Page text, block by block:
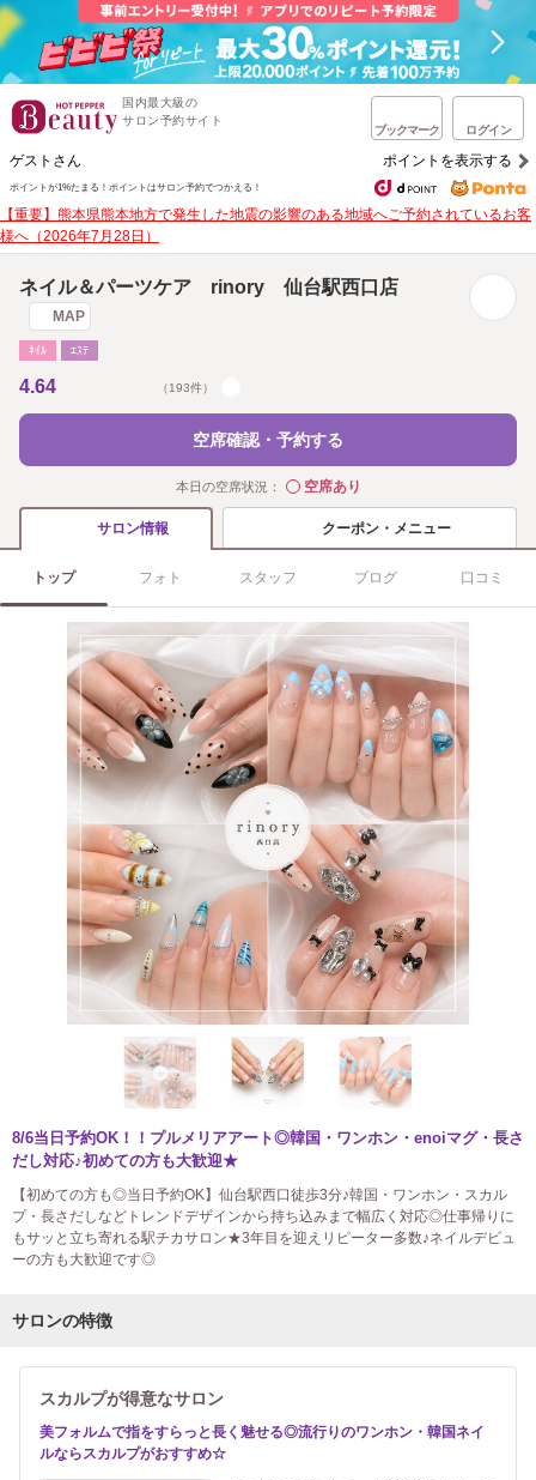
国内最大級の
サロン予約サイト
ブックマーク ログイン
ゲストさん ポイントを表示する
ポイントが1%たまる！ ポイントはサロン予約でつかえる！
【重要】熊本県熊本地方で発生した地震の影響のある地域へご予約されているお客
様へ（2026年7月28日）
ネイル＆パーツケア rinory 仙台駅西口店
MAP
ﾈｲﾙ ｴｽﾃ
4.64 （193件）
空席確認・予約する
本日の空席状況： ◯空席あり
サロン情報 クーポン・メニュー
トップ フォト スタッフ ブログ 口コミ
8/6当日予約OK！！プルメリアアート◎韓国・ワンホン・enoiマグ・長さ
だし対応♪初めての方も大歓迎★
【初めての方も◎当日予約OK】仙台駅西口徒歩3分♪韓国・ワンホン・スカル
プ・長さだしなどトレンドデザインから持ち込みまで幅広く対応◎仕事帰りに
もサッと立ち寄れる駅チカサロン★3年目を迎えリピーター多数♪ネイルデビュ
ーの方も大歓迎です◎
サロンの特徴
スカルプが得意なサロン
美フォルムで指をすらっと長く魅せる◎流行りのワンホン・韓国ネイ
ルならスカルプがおすすめ☆